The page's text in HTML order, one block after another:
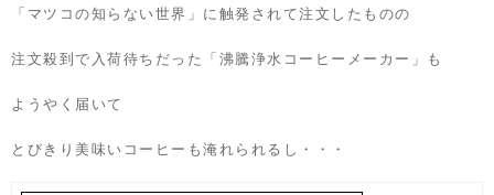
「マツコの知らない世界」に触発されて注文したものの
注文殺到で入荷待ちだった「沸騰浄水コーヒーメーカー」も
ようやく届いて
とびきり美味いコーヒーも淹れられるし・・・